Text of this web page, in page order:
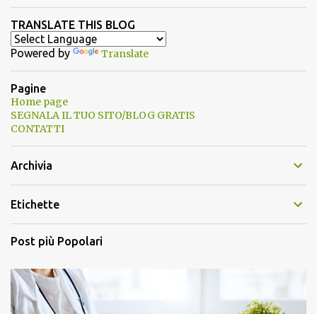
TRANSLATE THIS BLOG
Powered by Translate
Pagine
Home page
SEGNALA IL TUO SITO/BLOG GRATIS
CONTATTI
Archivia
Etichette
Post più Popolari